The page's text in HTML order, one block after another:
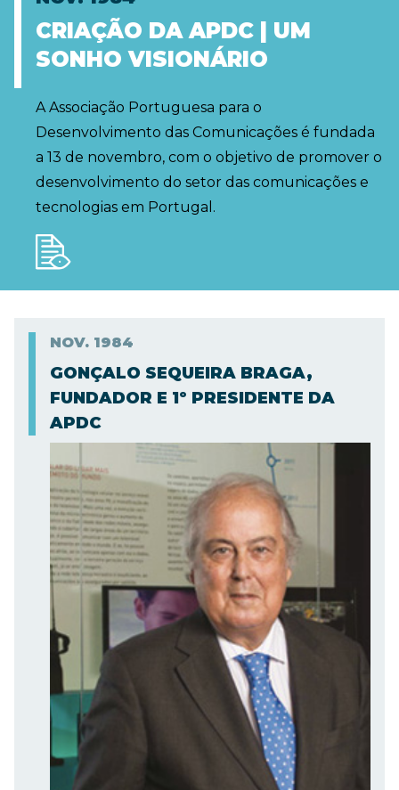
CRIAÇÃO DA APDC | UM
SONHO VISIONÁRIO
A Associação Portuguesa para o
Desenvolvimento das Comunicações é fundada
a 13 de novembro, com o objetivo de promover o
desenvolvimento do setor das comunicações e
tecnologias em Portugal.
NOV. 1984
GONÇALO SEQUEIRA BRAGA,
FUNDADOR E 1º PRESIDENTE DA
APDC